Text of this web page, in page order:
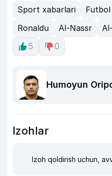
Sport xabarlari Futbol
Ronaldu
Al-Nassr
5
0
Humoyun
Izohlar
Izoh qoldirish uchun,